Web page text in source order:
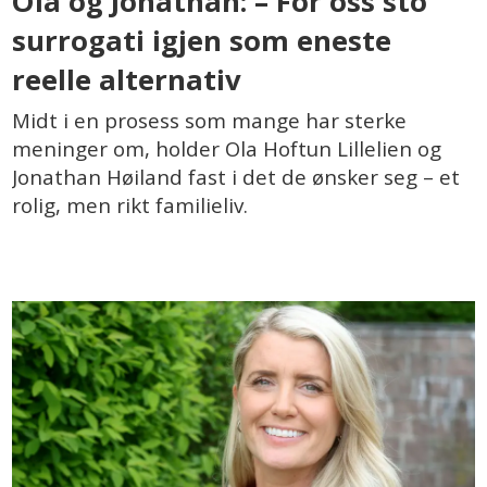
surrogati igjen som eneste
reelle alternativ
Midt i en prosess som mange har sterke
meninger om, holder Ola Hoftun Lillelien og
Jonathan Høiland fast i det de ønsker seg – et
rolig, men rikt familieliv.